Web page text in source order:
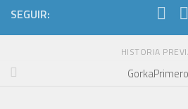
SEGUIR:
HISTORIA
GorkaPrimero